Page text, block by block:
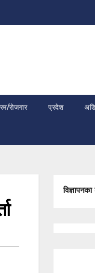
रोजगार प्रदेश
विज्ञापनका